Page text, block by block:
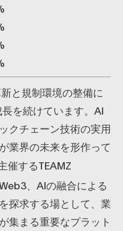
と規制環境の整備に
を続けています。AI
クチェーン技術の実用
業界の未来を形作って
催するTEAMZ
、AIの融合による
探求する場として、業
集まる重要なプラット